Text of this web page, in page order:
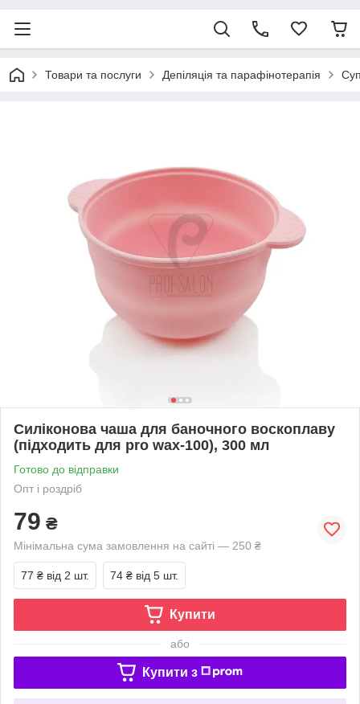
Товари та послуги Депіляція та парафінотерапія
Силіконова чаша для баночного воскоплаву
(підходить для pro wax-100), 300 мл
Готово до відправки
Опт і роздріб
79 ₴
Мінімальна сума замовлення на сайті — 250 ₴
77 ₴ від 2 шт. 74 ₴ від 5 шт.
Купити
або
Купити з